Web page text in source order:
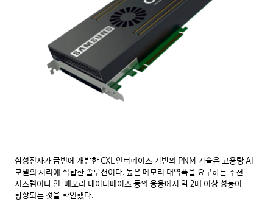
삼성전자가 금번에 개발한 CXL 인터페이스 기반의 PNM 기술은 고용량 AI
모델의 처리에 적합한 솔루션이다. 높은 메모리 대역폭을 요구하는 추천
시스템이나 인-메모리 데이터베이스 등의 응용에서 약 2배 이상 성능이
향상되는 것을 확인했다.